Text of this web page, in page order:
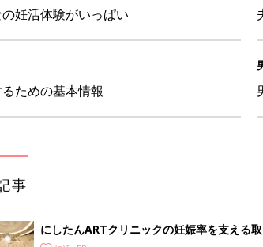
妊活体験がいっぱい
ための基本情報
事
にしたんARTクリニックの妊娠率を支える